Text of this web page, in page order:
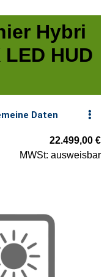
Hybri
HUD
Daten
22.499,00 €
MWSt: ausweisbar